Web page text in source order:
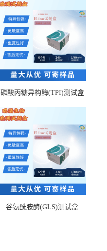
磷酸丙糖异构酶(TPI)测试盒
谷氨酰胺酶(GLS)测试盒